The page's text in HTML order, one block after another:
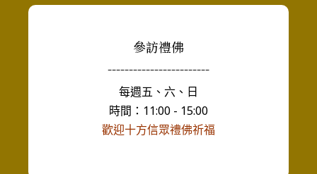
參訪禮佛
------------------------
每週五、六、日
時間：11:00 - 15:00
歡迎十方信眾禮佛祈福